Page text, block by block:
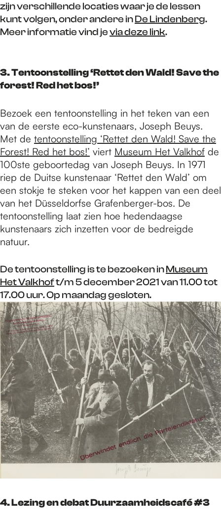
zijn verschillende locaties waar je de lessen
kunt volgen, onder andere inDe Lindenberg.
Meer informatie vind jevia deze link.
3. Tentoonstelling ‘Rettet den Wald! Save the
forest! Red het bos!’
Bezoek een tentoonstelling in het teken van een
van de eerste eco-kunstenaars, Joseph Beuys.
Met de tentoonstelling ‘Rettet den Wald! Save the
Forest! Red het bos!’ viert Museum Het Valkhof de
100ste geboortedag van Joseph Beuys. In 1971
riep de Duitse kunstenaar ‘Rettet den Wald’ om
een stokje te steken voor het kappen van een deel
van het Düsseldorfse Grafenberger-bos. De
tentoonstelling laat zien hoe hedendaagse
kunstenaars zich inzetten voor de bedreigde
natuur.
De tentoonstelling is te bezoeken inMuseum
Het Valkhoft/m 5 december 2021 van 11.00 tot
17.00 uur. Op maandag gesloten.
4. Lezing en debat Duurzaamheidscafé #3